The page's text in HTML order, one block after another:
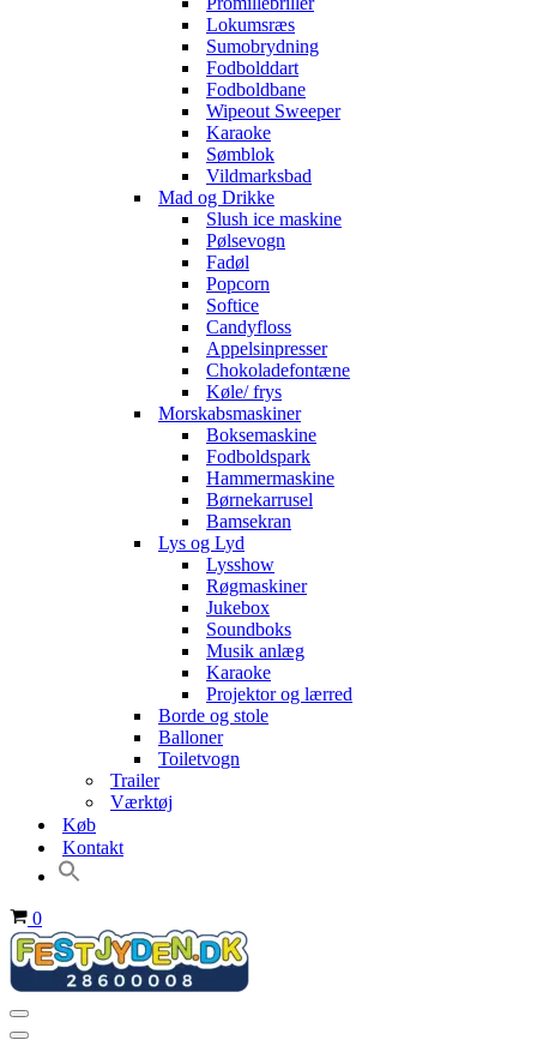
Lokumsræs
Sumobrydning
Fodbolddart
Fodboldbane
Wipeout Sweeper
Karaoke
Sømblok
Vildmarksbad
Mad og Drikke
Slush ice maskine
Pølsevogn
Fadøl
Popcorn
Softice
Candyfloss
Appelsinpresser
Chokoladefontæne
Køle/ frys
Morskabsmaskiner
Boksemaskine
Fodboldspark
Hammermaskine
Børnekarrusel
Bamsekran
Lys og Lyd
Lysshow
Røgmaskiner
Jukebox
Soundboks
Musik anlæg
Karaoke
Projektor og lærred
Borde og stole
Balloner
Toiletvogn
Trailer
Værktøj
Køb
Kontakt
Indkøbskurv
0
Navigation
menu
Navigation